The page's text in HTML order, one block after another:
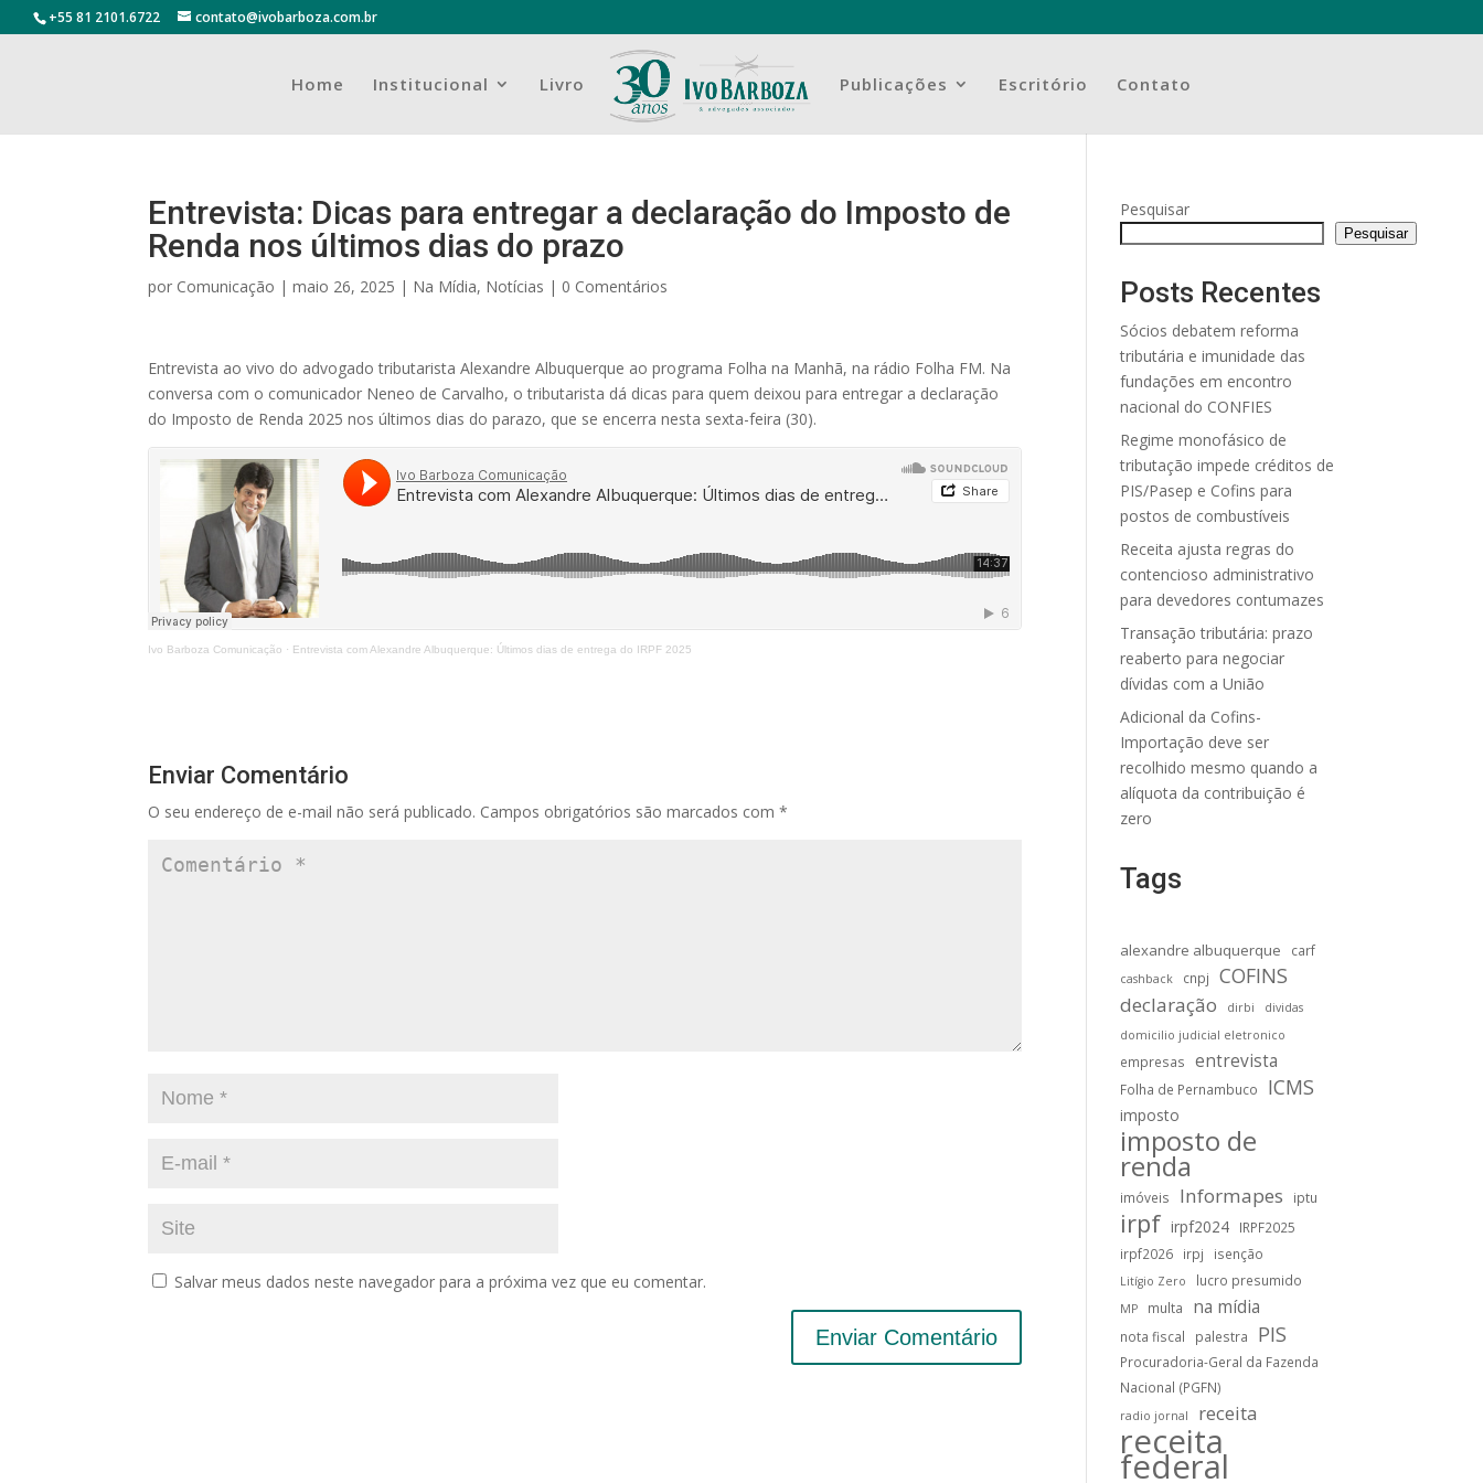
+55 81 2101.6722 contato@ivobarboza.com.br
Home Institucional Livro Publicações Escritório Contato
Entrevista: Dicas para entregar a declaração do Imposto de
Renda nos últimos dias do prazo
por Comunicação |maio 26, 2025 | Na Mídia, Notícias | 0 Comentários
Entrevista ao vivo do advogado tributarista Alexandre Albuquerque ao programa Folha na Manhã, na rádio Folha FM. Na
conversa com o comunicador Neneo de Carvalho, o tributarista dá dicas para quem deixou para entregar a declaração
do Imposto de Renda 2025 nos últimos dias do parazo, que se encerra nesta sexta-feira (30).
Ivo Barboza Comunicação · Entrevista com Alexandre Albuquerque: Últimos dias de entrega do IRPF 2025
Enviar Comentário
O seu endereço de e-mail não será publicado. Campos obrigatórios são marcados com*
Salvar meus dados neste navegador para a próxima vez que eu comentar.
Pesquisar
Pesquisar
Posts Recentes
Sócios debatem reforma
tributária e imunidade das
fundações em encontro
nacional do CONFIES
Regime monofásico de
tributação impede créditos de
PIS/Pasep e Cofins para
postos de combustíveis
Receita ajusta regras do
contencioso administrativo
para devedores contumazes
Transação tributária: prazo
reaberto para negociar
dívidas com a União
Adicional da Cofins-
Importação deve ser
recolhido mesmo quando a
alíquota da contribuição é
zero
Tags
alexandre albuquerque carf
cashback cnpj COFINS
declaração dirbi
dividas
domicilio judicial eletronico
empresas entrevista
Folha de Pernambuco ICMS
imposto
imposto de
renda
imóveis Informapes iptu
irpf irpf2024
IRPF2025
irpf2026
irpj isenção
Litígio Zero lucro presumido
MP multa na mídia
nota fiscal palestra PIS
Procuradoria-Geral da Fazenda
Nacional (PGFN)
radio jornal receita
receita
federal